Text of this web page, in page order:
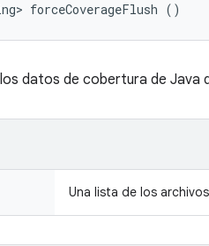
forceCoverageFlush ()
datos de cobertura de
Una lista de los